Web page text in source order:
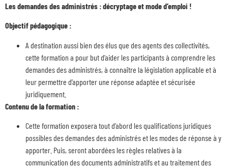
Les demandes des administrés : décryptage et mode d’emploi !
Objectif pédagogique :
A destination aussi bien des élus que des agents des collectivités,
cette formation a pour but d’aider les participants à comprendre les
demandes des administrés, à connaître la législation applicable et à
leur permettre d’apporter une réponse adaptée et sécurisée
juridiquement.
Contenu de la formation :
Cette formation exposera tout d’abord les qualifications juridiques
possibles des demandes des administrés et les modes de réponse à y
apporter. Puis, seront abordées les règles relatives à la
communication des documents administratifs et au traitement des